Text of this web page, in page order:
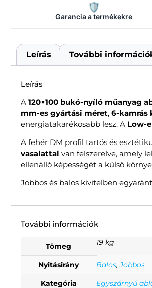
🛡️
Garancia a termékekre
Leírás További
Leírás
A 120×100 bukó-nyíló műanyag
mm-es gyártási méret, 6-kamrás
energiatakarékosabb lesz. A Low-
A fehér DM profil tartós és
vasalattal van felszerelve, amely
ellenálló képességét a külső
Jobbos és balos kivitelben
További információk
Tömeg 19 kg
Nyitásirány Balos,Jobbos
Kategória Egyszárnyú